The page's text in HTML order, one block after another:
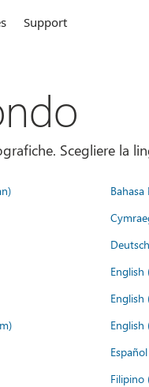
Support
Scegliere la
English
English
English
Filipino